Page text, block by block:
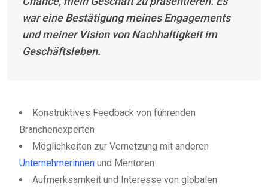
war eine Bestätigung meines Engagements
und meiner Vision von Nachhaltigkeit im
Geschäftsleben.
Konstruktives Feedback von führenden
Branchenexperten
Möglichkeiten zur Vernetzung mit anderen
Unternehmerinnen und Mentoren
Aufmerksamkeit und Interesse von globalen